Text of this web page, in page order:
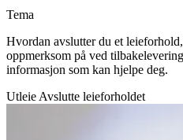
Tema
Hvordan avslutter du et
oppmerksom på ved
informasjon som kan hjelpe deg.
Utleie Avslutte leieforholdet